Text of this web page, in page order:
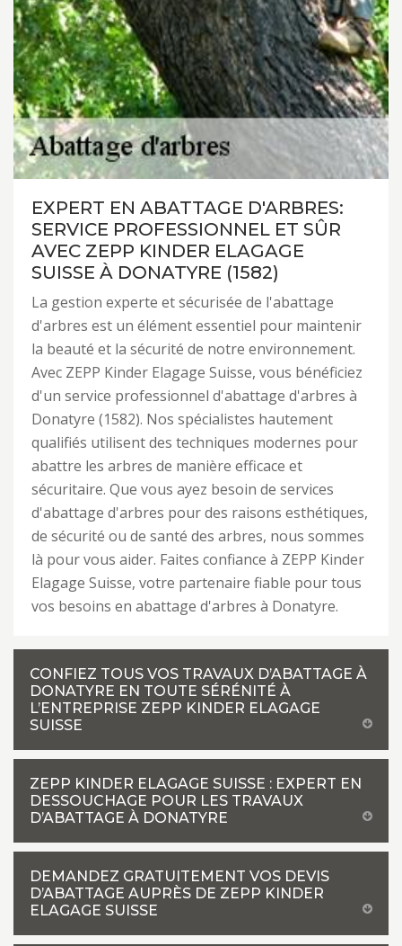
EXPERT EN ABATTAGE D'ARBRES:
SERVICE PROFESSIONNEL ET SÛR
AVEC ZEPP KINDER ELAGAGE
SUISSE À DONATYRE (1582)
La gestion experte et sécurisée de l'abattage
d'arbres est un élément essentiel pour maintenir
la beauté et la sécurité de notre environnement.
Avec ZEPP Kinder Elagage Suisse, vous bénéficiez
d'un service professionnel d'abattage d'arbres à
Donatyre (1582). Nos spécialistes hautement
qualifiés utilisent des techniques modernes pour
abattre les arbres de manière efficace et
sécuritaire. Que vous ayez besoin de services
d'abattage d'arbres pour des raisons esthétiques,
de sécurité ou de santé des arbres, nous sommes
là pour vous aider. Faites confiance à ZEPP Kinder
Elagage Suisse, votre partenaire fiable pour tous
vos besoins en abattage d'arbres à Donatyre.
CONFIEZ TOUS VOS TRAVAUX D’ABATTAGE À
DONATYRE EN TOUTE SÉRÉNITÉ À
L’ENTREPRISE ZEPP KINDER ELAGAGE
SUISSE
ZEPP KINDER ELAGAGE SUISSE : EXPERT EN
DESSOUCHAGE POUR LES TRAVAUX
D’ABATTAGE À DONATYRE
DEMANDEZ GRATUITEMENT VOS DEVIS
D’ABATTAGE AUPRÈS DE ZEPP KINDER
ELAGAGE SUISSE